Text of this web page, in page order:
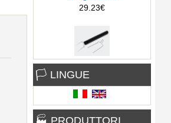
29.23€
Estrattore di chip per pistola
ad aria calda
1.40€
🏳 LINGUE
🏭 PRODUTTORI